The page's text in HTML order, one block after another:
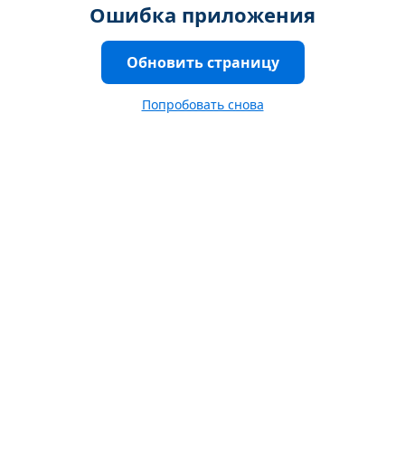
Ошибка приложения
Обновить страницу
Попробовать снова